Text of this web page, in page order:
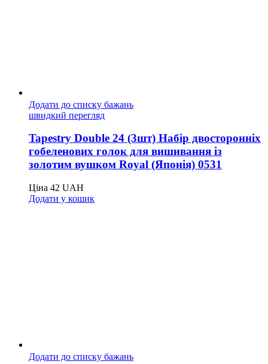
Додати до списку бажань
швидкий перегляд
Tapestry Double 24 (3шт) Набір двосторонніх
гобеленових голок для вишивання із
золотим вушком Royal (Японія) 0531
Ціна 42 UAH
Додати у кошик
Додати до списку бажань